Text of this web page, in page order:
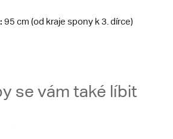
95 cm (od kraje spony k 3. dírce)
se vám také líbit